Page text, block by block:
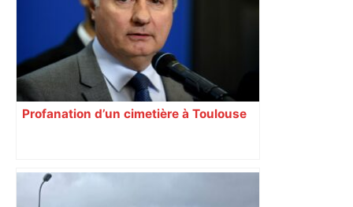
Profanation d’un cimetière à Toulouse